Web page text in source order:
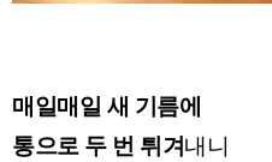
매일매일 새 기름에
통으로 두 번 튀겨내니